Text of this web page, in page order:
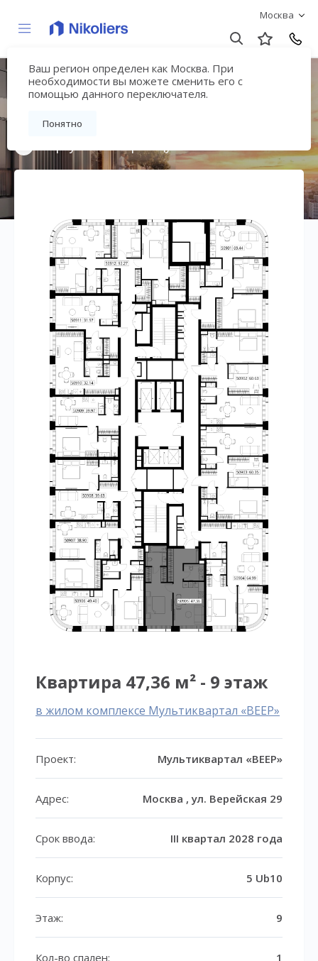
Москва
Ваш регион определен как Москва. При
необходимости вы можете сменить его с
помощью данного переключателя.
Понятно
Мультиквартал
«ВЕЕР»
Квартира 47,36 м² - 9 этаж
в жилом комплексе Мультиквартал «ВЕЕР»
Проект: Мультиквартал «ВЕЕР»
Адрес: Москва , ул. Верейская 29
Срок ввода: III квартал 2028 года
Корпус: 5 Ub10
Этаж: 9
Кол-во спален: 1